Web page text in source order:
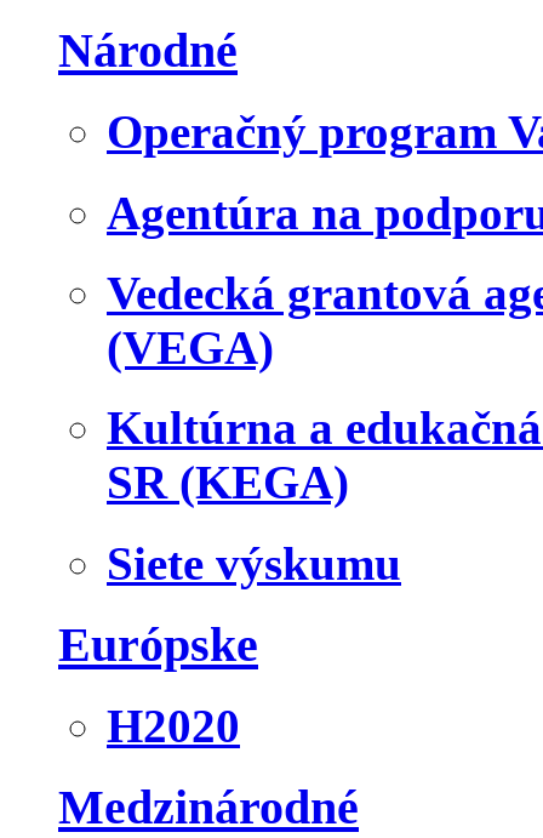
Národné
Operačný program
Agentúra na
Vedecká grantová
(VEGA)
Kultúrna a
SR (KEGA)
Siete výskumu
Európske
H2020
Medzinárodné